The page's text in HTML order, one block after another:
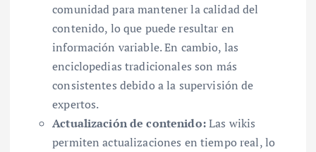
comunidad para mantener la calidad del
contenido, lo que puede resultar en
información variable. En cambio, las
enciclopedias tradicionales son más
consistentes debido a la supervisión de
expertos.
Actualización de contenido:Las wikis
permiten actualizaciones en tiempo real, lo